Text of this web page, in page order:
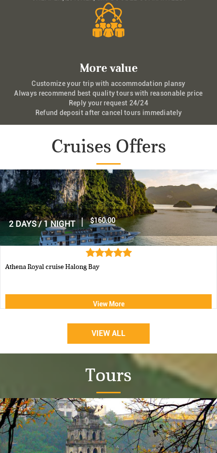
More value
Customize your trip with accommodation plansy
Always recommend best quality tours with reasonable price
Reply your request 24/24
Refund deposit after cancel tours immediately
Cruises Offers
1 DAY | $70.00
Luxury Halong Sen Day Cruise
View More
VIEW ALL
Tours